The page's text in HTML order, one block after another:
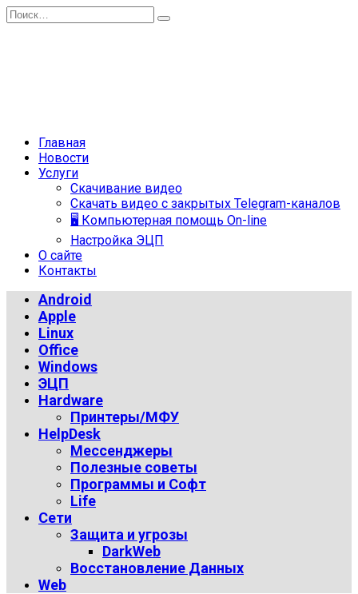
Перейти
к
Search
for:
Главная
Новости
Услуги
Скачивание видео
Скачать видео с закрытых Telegram-каналов
🖥 Компьютерная помощь On-line
Настройка ЭЦП
О сайте
Контакты
Android
Apple
Linux
Office
Windows
ЭЦП
Hardware
Принтеры/МФУ
HelpDesk
Мессенджеры
Полезные советы
Программы и Софт
Life
Сети
Защита и угрозы
DarkWeb
Восстановление Данных
Web